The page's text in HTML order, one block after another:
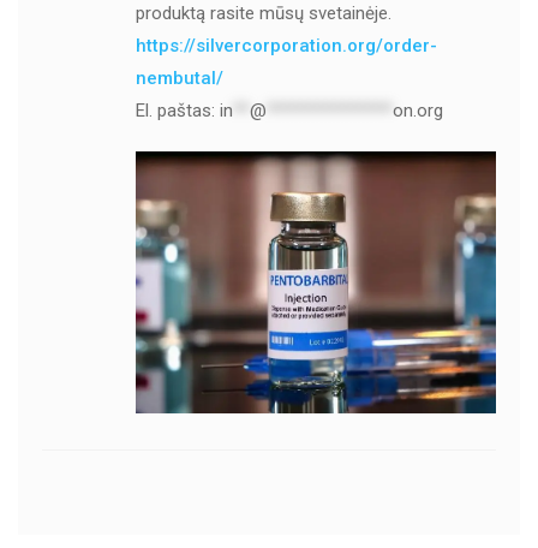
produktą rasite mūsų svetainėje.
https://silvercorporation.org/order-
nembutal/
El. paštas: in @ on.org